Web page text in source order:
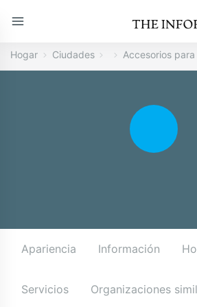
Hogar Ciudades Accesorios
Apariencia Información
Servicios Organizaciones